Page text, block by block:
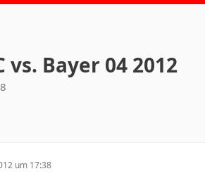
Bayer 04 2012
um 17:38